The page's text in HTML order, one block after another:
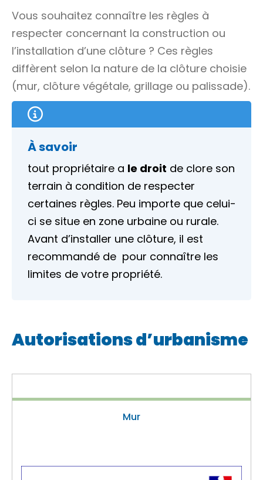
Vous souhaitez connaître les règles à
respecter concernant la construction ou
l’installation d’une clôture ? Ces règles
diffèrent selon la nature de la clôture choisie
(mur, clôture végétale, grillage ou palissade).
À savoir
tout propriétaire a le droit de clore son
terrain à condition de respecter
certaines règles. Peu importe que celui-
ci se situe en zone urbaine ou rurale.
Avant d’installer une clôture, il est
recommandé de pour connaître les
limites de votre propriété.
Autorisations d’urbanisme
Mur